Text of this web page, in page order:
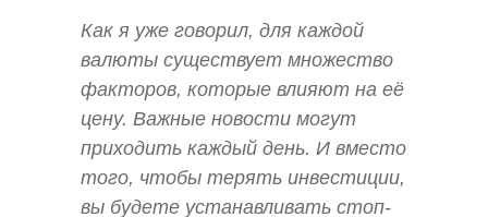
Как я уже говорил, для каждой
валюты существует множество
факторов, которые влияют на её
цену. Важные новости могут
приходить каждый день. И вместо
того, чтобы терять инвестиции,
вы будете устанавливать стоп-